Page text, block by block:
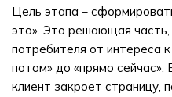
Цель этапа –
это». Это решающая
потребителя от интереса
потом» до «прямо сейчас».
клиент закроет страницу,